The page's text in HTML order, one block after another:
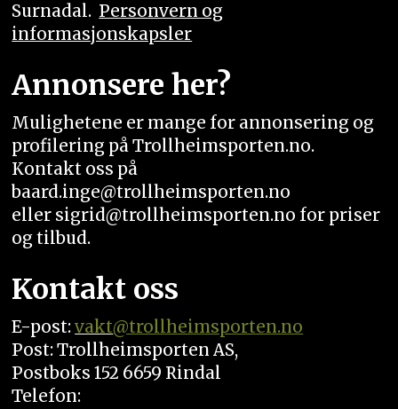
Surnadal. Personvern og
informasjonskapsler
Annonsere her?
Mulighetene er mange for annonsering og
profilering på Trollheimsporten.no.
Kontakt oss på
baard.inge@trollheimsporten.no
eller sigrid@trollheimsporten.no for priser
og tilbud.
Kontakt oss
E-post:vakt@trollheimsporten.no
Post: Trollheimsporten AS,
Postboks 152 6659 Rindal
Telefon: